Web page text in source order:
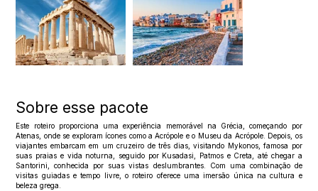
Sobre esse pacote
Este roteiro proporciona uma experiência memorável na Grécia, começando por
Atenas, onde se exploram ícones como a Acrópole e o Museu da Acrópole. Depois, os
viajantes embarcam em um cruzeiro de três dias, visitando Mykonos, famosa por
suas praias e vida noturna, seguido por Kusadasi, Patmos e Creta, até chegar a
Santorini, conhecida por suas vistas deslumbrantes. Com uma combinação de
visitas guiadas e tempo livre, o roteiro oferece uma imersão única na cultura e
beleza grega.